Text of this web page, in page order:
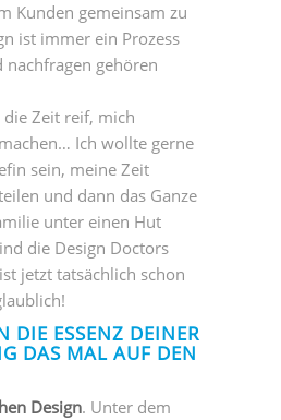
Kunden gemeinsam zu
ist immer ein Prozess
gehören
die Zeit reif, mich
Ich wollte gerne
sein, meine Zeit
und dann das Ganze
unter einen Hut
die Design Doctors
jetzt tatsächlich schon
DIE ESSENZ DEINER
DAS MAL AUF DEN
Design. Unter dem